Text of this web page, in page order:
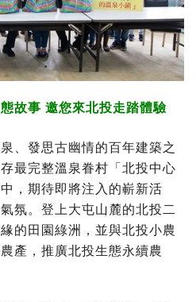
故事 邀您來北投走踏體驗
、發思古幽情的百年建築之
最完整溫泉眷村「北投中心
，期待即將注入的嶄新活
氛。登上大屯山麓的北投二
的田園綠洲，並與北投小農
產，推廣北投生態永續農